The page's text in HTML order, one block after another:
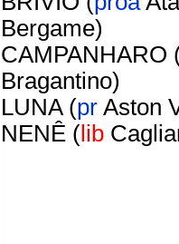
Bergame)
CAMPANHARO
Bragantino)
LUNA(pr Aston
NENÊ(lib